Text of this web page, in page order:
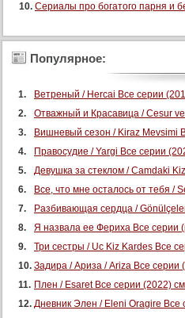
Сериалы про богатого парня и
Популярное:
Ветреный / Hercai Все серии
Отважный и Красавица / Cesur
Вишневый сезон / Kiraz Mevsimi
Правосудие / Yargi Все серии
Девушка за стеклом / Camdaki
Все, что мне осталось от тебя /
Разбивающая сердца /
Я назвала ее Фериха Все серии
Три сестры / Uc Kiz Kardes Все
Задира / Ариза / Ariza Все серии
Плен / Esaret Все серии (2022)
Дневник Элен / Eleni Oragire Все